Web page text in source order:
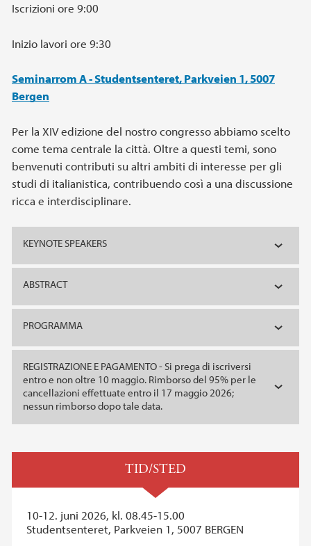
Iscrizioni ore 9:00
Inizio lavori ore 9:30
Seminarrom A - Studentsenteret, Parkveien 1, 5007
Bergen
Per la XIV edizione del nostro congresso abbiamo scelto
come tema centrale la città. Oltre a questi temi, sono
benvenuti contributi su altri ambiti di interesse per gli
studi di italianistica, contribuendo così a una discussione
ricca e interdisciplinare.
KEYNOTE SPEAKERS
ABSTRACT
PROGRAMMA
REGISTRAZIONE E PAGAMENTO - Si prega di iscriversi
entro e non oltre 10 maggio. Rimborso del 95% per le
cancellazioni effettuate entro il 17 maggio 2026;
nessun rimborso dopo tale data.
TID/STED
10-12. juni 2026, kl. 08.45-15.00
Studentsenteret, Parkveien 1, 5007 BERGEN